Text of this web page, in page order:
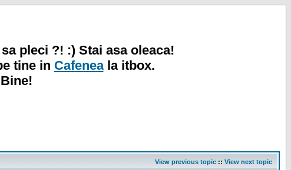
pleci ?! :) Stai asa oleaca!
tine in Cafeneala itbox.
View previous topic :: View next topic